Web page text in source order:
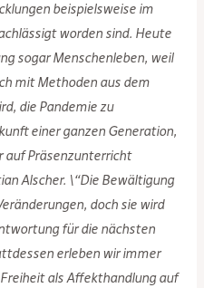
beispielsweise im
worden sind. Heute
sogar Menschenleben, weil
mit Methoden aus dem
die Pandemie zu
einer ganzen Generation,
auf Präsenzunterricht
Alscher. \“Die Bewältigung
doch sie wird
für die nächsten
erleben wir immer
als Affekthandlung auf